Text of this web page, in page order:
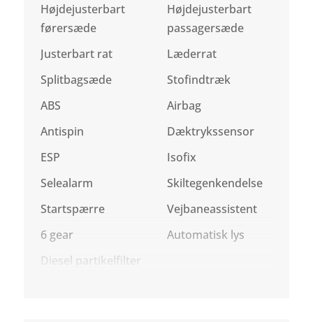
Højdejusterbart
førersæde
Højdejusterbart
passagersæde
Justerbart rat
Læderrat
Splitbagsæde
Stofindtræk
ABS
Airbag
Antispin
Dæktrykssensor
ESP
Isofix
Selealarm
Skiltegenkendelse
Startspærre
Vejbaneassistent
6 gear
Automatisk lys
Diesel partikelfilter